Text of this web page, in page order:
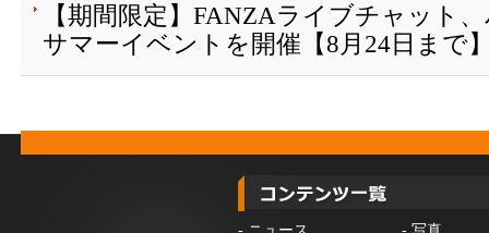
【期間限定】FANZAライブチャット
サマーイベントを開催【8月24日まで